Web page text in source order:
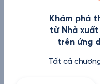
Suy Tưởng
Marcus Aurelius
( 49 Nhận xét
Khám phá
từ Nhà
trên ứng
Tất cả